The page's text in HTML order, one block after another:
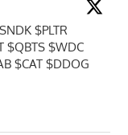
$PLTR
$QBTS $WDC
$CAT $DDOG